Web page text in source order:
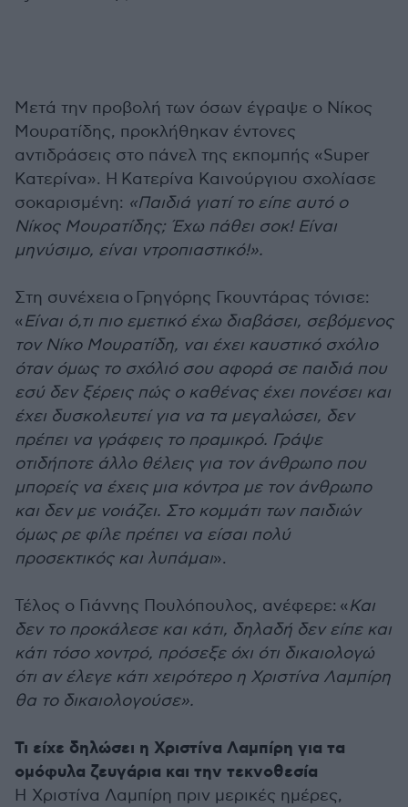
Μετά την προβολή των όσων έγραψε ο Νίκος
Μουρατίδης, προκλήθηκαν έντονες
αντιδράσεις στο πάνελ της εκπομπής «Super
Κατερίνα». Η Κατερίνα Καινούργιου σχολίασε
σοκαρισμένη: «Παιδιά γιατί το είπε αυτό ο
Νίκος Μουρατίδης; Έχω πάθει σοκ! Είναι
μηνύσιμο, είναι ντροπιαστικό!».
Στη συνέχεια ο Γρηγόρης Γκουντάρας τόνισε:
«Είναι ό,τι πιο εμετικό έχω διαβάσει, σεβόμενος
τον Νίκο Μουρατίδη, ναι έχει καυστικό σχόλιο
όταν όμως το σχόλιό σου αφορά σε παιδιά που
εσύ δεν ξέρεις πώς ο καθένας έχει πονέσει και
έχει δυσκολευτεί για να τα μεγαλώσει, δεν
πρέπει να γράφεις το πραμικρό. Γράψε
οτιδήποτε άλλο θέλεις για τον άνθρωπο που
μπορείς να έχεις μια κόντρα με τον άνθρωπο
και δεν με νοιάζει. Στο κομμάτι των παιδιών
όμως ρε φίλε πρέπει να είσαι πολύ
προσεκτικός και λυπάμαι».
Τέλος ο Γιάννης Πουλόπουλος, ανέφερε: «Και
δεν το προκάλεσε και κάτι, δηλαδή δεν είπε και
κάτι τόσο χοντρό, πρόσεξε όχι ότι δικαιολογώ
ότι αν έλεγε κάτι χειρότερο η Χριστίνα Λαμπίρη
θα το δικαιολογούσε».
Τι είχε δηλώσει η Χριστίνα Λαμπίρη για τα
ομόφυλα ζευγάρια και την τεκνοθεσία
Η Χριστίνα Λαμπίρη πριν μερικές ημέρες,